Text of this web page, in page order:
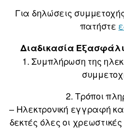
Για δηλώσεις
πατήστε
Διαδικασία
1. Συμπλήρωση της
2. Τρόποι
– Ηλεκτρονική εγγραφή
δεκτές όλες οι